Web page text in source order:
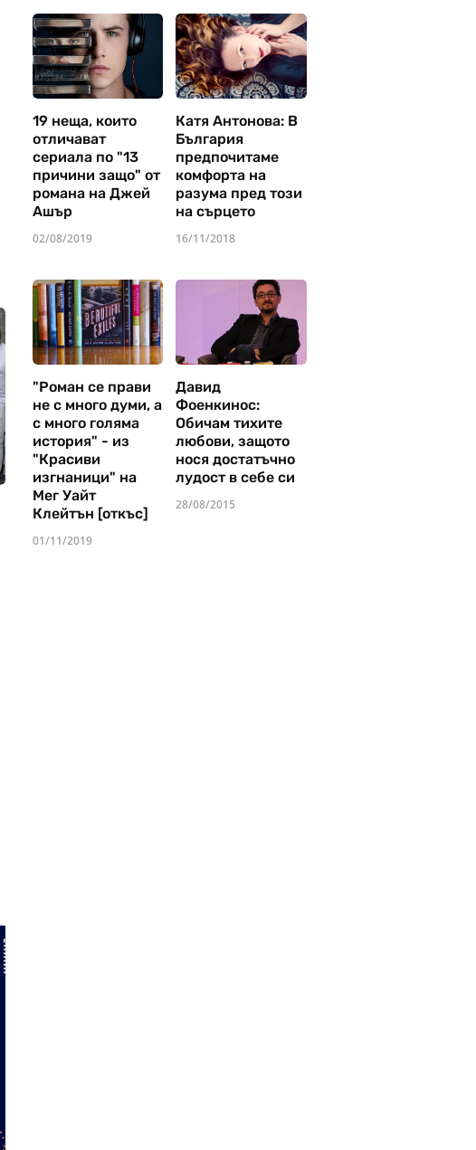
19 неща, които
отличават
сериала по "13
причини защо" от
романа на Джей
Ашър
02/08/2019
Катя Антонова: В
България
предпочитаме
комфорта на
разума пред този
на сърцето
16/11/2018
"Роман се прави
не с много думи, а
с много голяма
история" - из
"Красиви
изгнаници" на
Мег Уайт
Клейтън [откъс]
01/11/2019
Давид
Фоенкинос:
Обичам тихите
любови, защото
нося достатъчно
лудост в себе си
28/08/2015